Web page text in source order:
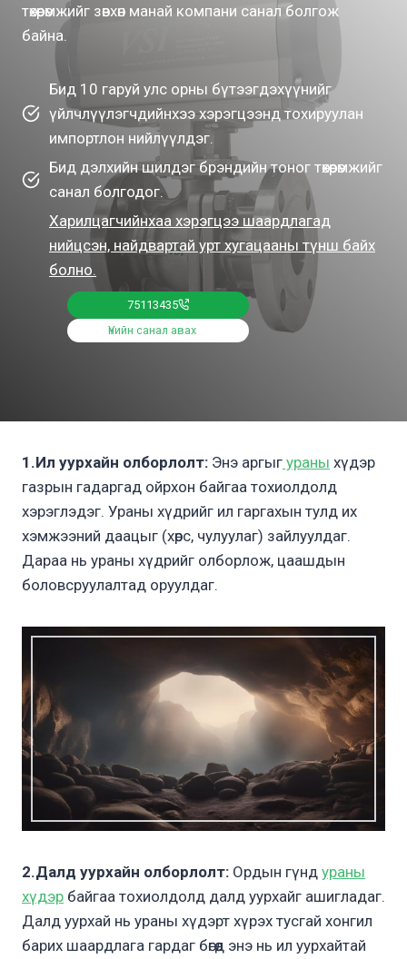
төхөөрөмжийг зөвхөн манай компани санал болгож
байна.
Бид 10 гаруй улс орны бүтээгдэхүүнийг
үйлчлүүлэгчдийнхээ хэрэгцээнд тохируулан
импортлон нийлүүлдэг.
Бид дэлхийн шилдэг брэндийн тоног төхөөрөмжийг
санал болгодог.
Харилцагчийнхаа хэрэгцээ шаардлагад
нийцсэн, найдвартай урт хугацааны түнш байх
болно.
75113435
Үнийн санал авах
1.Ил уурхайн олборлолт: Энэ аргыг ураны хүдэр
газрын гадаргад ойрхон байгаа тохиолдолд
хэрэглэдэг. Ураны хүдрийг ил гаргахын тулд их
хэмжээний даацыг (хөрс, чулуулаг) зайлуулдаг.
Дараа нь ураны хүдрийг олборлож, цаашдын
боловсруулалтад оруулдаг.
2.Далд уурхайн олборлолт: Ордын гүнд ураны
хүдэр байгаа тохиолдолд далд уурхайг ашигладаг.
Далд уурхай нь ураны хүдэрт хүрэх тусгай хонгил
барих шаардлага гардаг бөгөөд энэ нь ил уурхайтай